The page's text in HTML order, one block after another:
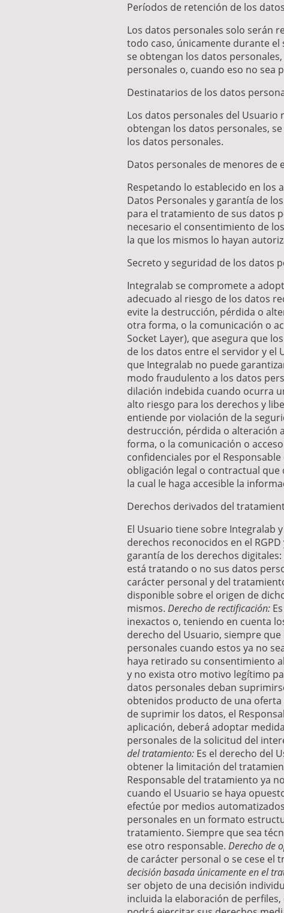
Períodos de retención de los
Los datos personales solo serán
todo caso, únicamente durante el
se obtengan los datos
personales o, cuando eso no sea
Destinatarios de los datos
Los datos personales del
obtengan los datos personales,
los datos personales.
Datos personales de menores de
Respetando lo establecido en los
Datos Personales y garantía de
para el tratamiento de sus datos
necesario el consentimiento de
la que los mismos lo hayan
Secreto y seguridad de los datos
Integralab se compromete a
adecuado al riesgo de los datos
evite la destrucción, pérdida o
otra forma, o la comunicación o
Socket Layer), que asegura que
de los datos entre el servidor y el
que Integralab no puede
modo fraudulento a los datos
dilación indebida cuando ocurra
alto riesgo para los derechos y
entiende por violación de la
destrucción, pérdida o alteración
forma, o la comunicación o
confidenciales por el
obligación legal o contractual
la cual le haga accesible la
Derechos derivados del
El Usuario tiene sobre Integralab
derechos reconocidos en el
garantía de los derechos digitales:
está tratando o no sus datos
carácter personal y del
disponible sobre el origen de
mismos. Derecho de rectificación:
inexactos o, teniendo en cuenta
derecho del Usuario, siempre
personales cuando estos ya no
haya retirado su consentimiento
y no exista otro motivo legítimo
datos personales deban
obtenidos producto de una oferta
de suprimir los datos, el
aplicación, deberá adoptar
personales de la solicitud del
del tratamiento: Es el derecho del
obtener la limitación del
Responsable del tratamiento ya
cuando el Usuario se haya
efectúe por medios
personales en un formato
tratamiento. Siempre que sea
ese otro responsable. Derecho de
de carácter personal o se cese el
decisión basada únicamente en el
ser objeto de una decisión
incluida la elaboración de